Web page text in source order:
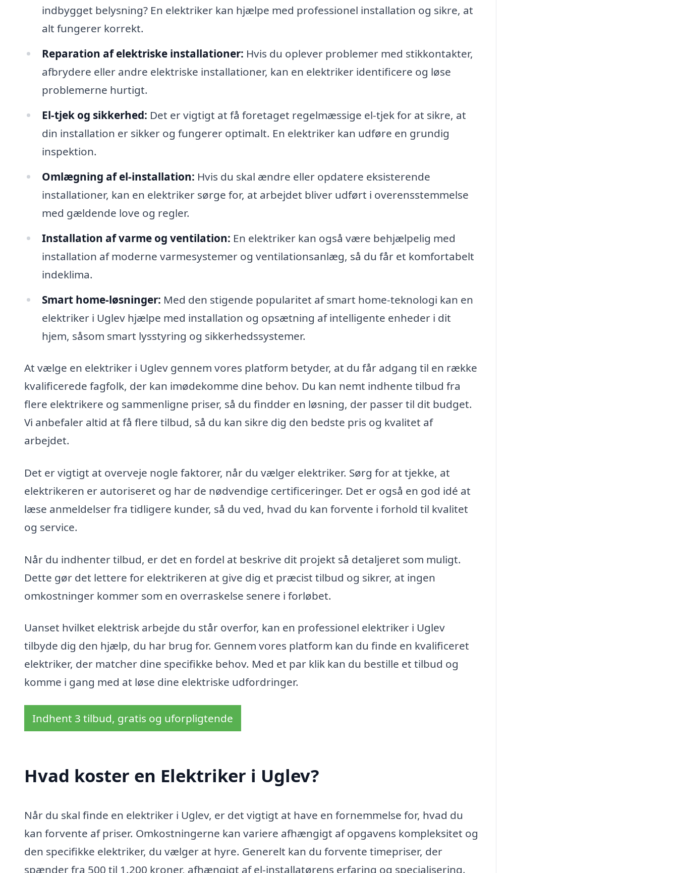
indbygget belysning? En elektriker kan hjælpe med professionel installation og sikre, at
alt fungerer korrekt.
Reparation af elektriske installationer: Hvis du oplever problemer med stikkontakter,
afbrydere eller andre elektriske installationer, kan en elektriker identificere og løse
problemerne hurtigt.
El-tjek og sikkerhed: Det er vigtigt at få foretaget regelmæssige el-tjek for at sikre, at
din installation er sikker og fungerer optimalt. En elektriker kan udføre en grundig
inspektion.
Omlægning af el-installation: Hvis du skal ændre eller opdatere eksisterende
installationer, kan en elektriker sørge for, at arbejdet bliver udført i overensstemmelse
med gældende love og regler.
Installation af varme og ventilation: En elektriker kan også være behjælpelig med
installation af moderne varmesystemer og ventilationsanlæg, så du får et komfortabelt
indeklima.
Smart home-løsninger: Med den stigende popularitet af smart home-teknologi kan en
elektriker i Uglev hjælpe med installation og opsætning af intelligente enheder i dit
hjem, såsom smart lysstyring og sikkerhedssystemer.
At vælge en elektriker i Uglev gennem vores platform betyder, at du får adgang til en række
kvalificerede fagfolk, der kan imødekomme dine behov. Du kan nemt indhente tilbud fra
flere elektrikere og sammenligne priser, så du findder en løsning, der passer til dit budget.
Vi anbefaler altid at få flere tilbud, så du kan sikre dig den bedste pris og kvalitet af
arbejdet.
Det er vigtigt at overveje nogle faktorer, når du vælger elektriker. Sørg for at tjekke, at
elektrikeren er autoriseret og har de nødvendige certificeringer. Det er også en god idé at
læse anmeldelser fra tidligere kunder, så du ved, hvad du kan forvente i forhold til kvalitet
og service.
Når du indhenter tilbud, er det en fordel at beskrive dit projekt så detaljeret som muligt.
Dette gør det lettere for elektrikeren at give dig et præcist tilbud og sikrer, at ingen
omkostninger kommer som en overraskelse senere i forløbet.
Uanset hvilket elektrisk arbejde du står overfor, kan en professionel elektriker i Uglev
tilbyde dig den hjælp, du har brug for. Gennem vores platform kan du finde en kvalificeret
elektriker, der matcher dine specifikke behov. Med et par klik kan du bestille et tilbud og
komme i gang med at løse dine elektriske udfordringer.
Indhent 3 tilbud, gratis og uforpligtende
Hvad koster en Elektriker i Uglev?
Når du skal finde en elektriker i Uglev, er det vigtigt at have en fornemmelse for, hvad du
kan forvente af priser. Omkostningerne kan variere afhængigt af opgavens kompleksitet og
den specifikke elektriker, du vælger at hyre. Generelt kan du forvente timepriser, der
spænder fra 500 til 1.200 kroner, afhængigt af el-installatørens erfaring og specialisering.